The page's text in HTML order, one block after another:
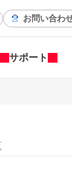
お問い合わ
サポート